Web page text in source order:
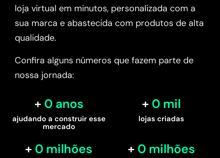
loja virtual em minutos, personalizada com a
sua marca e abastecida com produtos de alta
qualidade.
Confira alguns números que fazem parte de
nossa jornada:
ajudando a construir esse
mercado
0 anos
lojas criadas
0 mil
0 milhões 0 milhões